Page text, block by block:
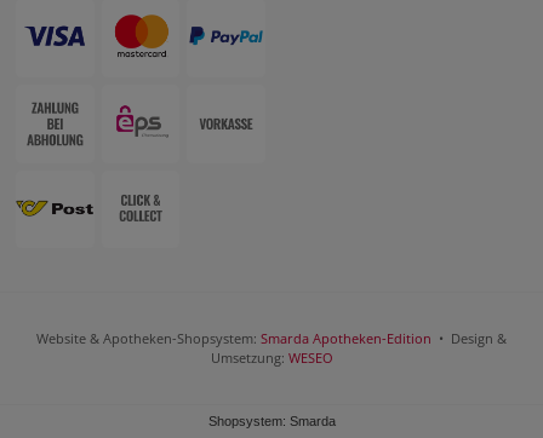
Website & Apotheken-Shopsystem: Smarda Apotheken-Edition • Design &
Umsetzung: WESEO
Shopsystem: Smarda